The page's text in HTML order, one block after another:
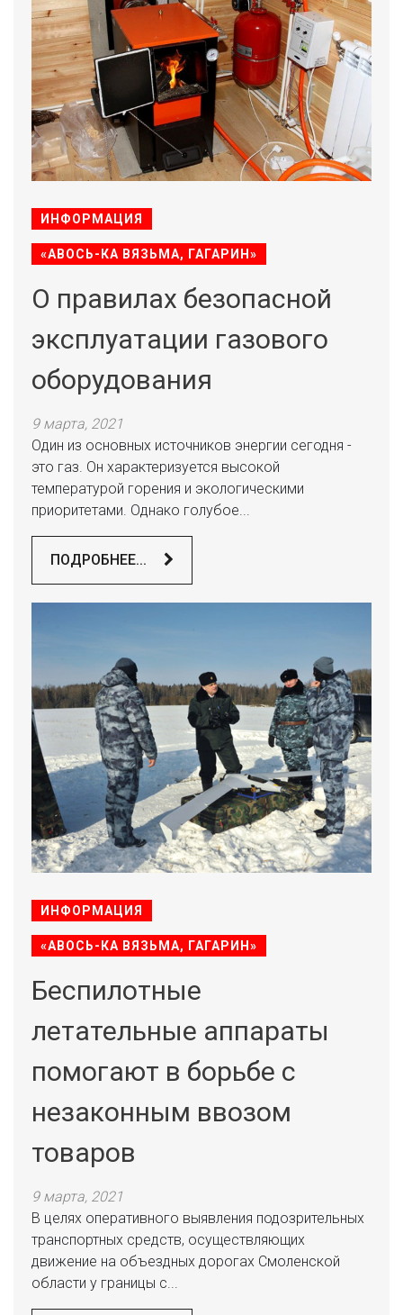
ИНФОРМАЦИЯ
«АВОСЬ-КА ВЯЗЬМА, ГАГАРИН»
О правилах безопасной
эксплуатации газового
оборудования
9 марта, 2021
Один из основных источников энергии сегодня -
это газ. Он характеризуется высокой
температурой горения и экологическими
приоритетами. Однако голубое...
ПОДРОБНЕЕ...
ИНФОРМАЦИЯ
«АВОСЬ-КА ВЯЗЬМА, ГАГАРИН»
Беспилотные
летательные аппараты
помогают в борьбе с
незаконным ввозом
товаров
9 марта, 2021
В целях оперативного выявления подозрительных
транспортных средств, осуществляющих
движение на объездных дорогах Смоленской
области у границы с...